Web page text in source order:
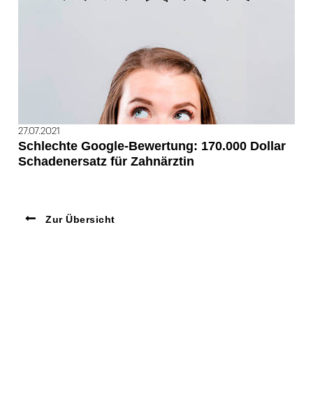
27.07.2021
Schlechte Google-Bewertung: 170.000 Dollar
Schadenersatz für Zahnärztin
Zur Übersicht